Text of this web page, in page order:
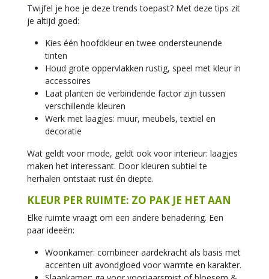
Twijfel je hoe je deze trends toepast? Met deze tips zit
je altijd goed:
Kies één hoofdkleur en twee ondersteunende
tinten
Houd grote oppervlakken rustig, speel met kleur in
accessoires
Laat planten de verbindende factor zijn tussen
verschillende kleuren
Werk met laagjes: muur, meubels, textiel en
decoratie
Wat geldt voor mode, geldt ook voor interieur: laagjes
maken het interessant. Door kleuren subtiel te
herhalen ontstaat rust én diepte.
KLEUR PER RUIMTE: ZO PAK JE HET AAN
Elke ruimte vraagt om een andere benadering. Een
paar ideeën:
Woonkamer: combineer aardekracht als basis met
accenten uit avondgloed voor warmte en karakter.